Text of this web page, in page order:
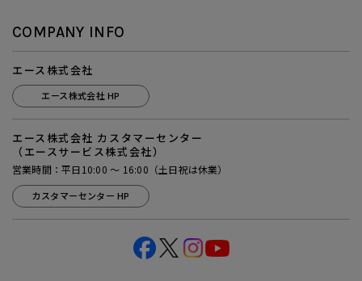
COMPANY INFO
エース株式会社
エース株式会社 HP
エース株式会社 カスタマーセンター
（エースサービス株式会社）
営業時間：平日10:00 ～ 16:00（土日祝は休業）
カスタマーセンター HP